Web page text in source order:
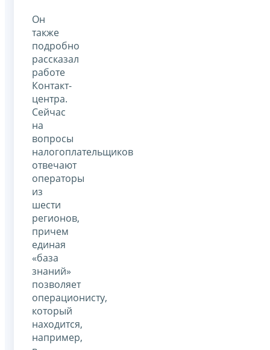
Он
также
подробно
рассказал
работе
Контакт-
центра.
Сейчас
на
вопросы
налогоплательщиков
отвечают
операторы
из
шести
регионов,
причем
единая
«база
знаний»
позволяет
операционисту,
который
находится,
например,